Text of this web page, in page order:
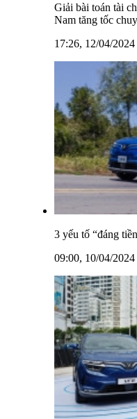
Giải bài toán tài
Nam tăng tốc
17:26, 12/04/2024
3 yếu tố “đáng
09:00, 10/04/2024